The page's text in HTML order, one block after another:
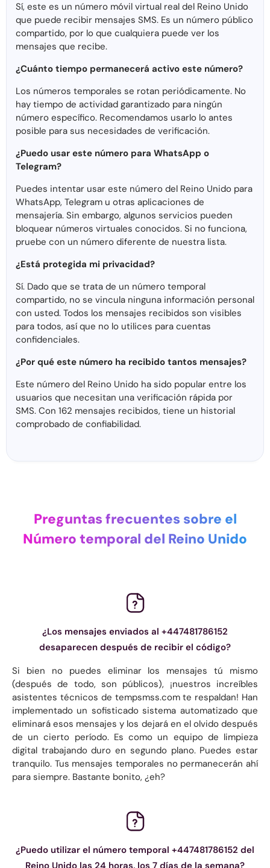
Sí, este es un número móvil virtual real del Reino Unido
que puede recibir mensajes SMS. Es un número público
compartido, por lo que cualquiera puede ver los
mensajes que recibe.
¿Cuánto tiempo permanecerá activo este número?
Los números temporales se rotan periódicamente. No
hay tiempo de actividad garantizado para ningún
número específico. Recomendamos usarlo lo antes
posible para sus necesidades de verificación.
¿Puedo usar este número para WhatsApp o
Telegram?
Puedes intentar usar este número del Reino Unido para
WhatsApp, Telegram u otras aplicaciones de
mensajería. Sin embargo, algunos servicios pueden
bloquear números virtuales conocidos. Si no funciona,
pruebe con un número diferente de nuestra lista.
¿Está protegida mi privacidad?
Sí. Dado que se trata de un número temporal
compartido, no se vincula ninguna información personal
con usted. Todos los mensajes recibidos son visibles
para todos, así que no lo utilices para cuentas
confidenciales.
¿Por qué este número ha recibido tantos mensajes?
Este número del Reino Unido ha sido popular entre los
usuarios que necesitan una verificación rápida por
SMS. Con 162 mensajes recibidos, tiene un historial
comprobado de confiabilidad.
Preguntas frecuentes sobre el
Número temporal del Reino Unido
¿Los mensajes enviados al +447481786152
desaparecen después de recibir el código?
Si bien no puedes eliminar los mensajes tú mismo
(después de todo, son públicos), ¡nuestros increíbles
asistentes técnicos de tempsmss.com te respaldan! Han
implementado un sofisticado sistema automatizado que
eliminará esos mensajes y los dejará en el olvido después
de un cierto período. Es como un equipo de limpieza
digital trabajando duro en segundo plano. Puedes estar
tranquilo. Tus mensajes temporales no permanecerán ahí
para siempre. Bastante bonito, ¿eh?
¿Puedo utilizar el número temporal +447481786152 del
Reino Unido las 24 horas, los 7 días de la semana?